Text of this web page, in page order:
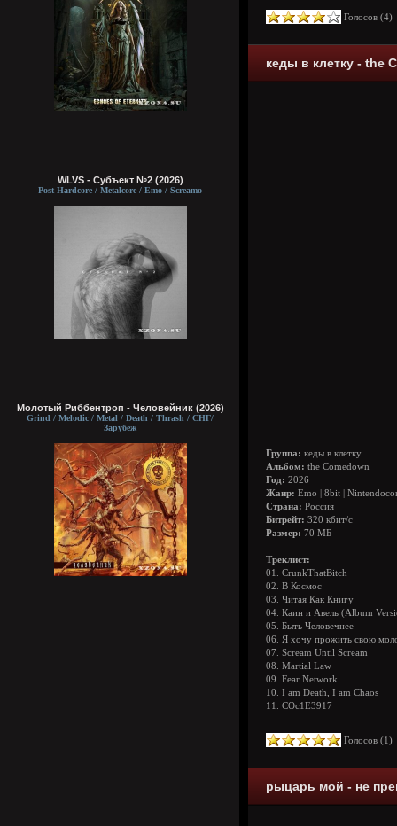
WLVS - Субъект №2 (2026)
Post-Hardcore / Metalcore / Emo / Screamo
Молотый Риббентроп - Человейник (2026)
Grind / Melodic / Metal / Death / Thrash / СНГ/
Зарубеж
Голосов (4
кеды в клетку - the
Группа: кеды в клетку
Альбом: the Comedown
Год: 2026
Жанр: Emo | 8bit |
Страна: Россия
Битрейт: 320 кбит/с
Размер: 70 МБ
Треклист:
01. CrunkThatBitch
02. В Космос
03. Читая Как Книгу
04. Каин и Авель (Album
05. Быть Человечнее
06. Я хочу прожить свою
07. Scream Until Scream
08. Martial Law
09. Fear Network
10. I am Death, I am Chaos
11. COc1E3917
Голосов (1
рыцарь мой - не